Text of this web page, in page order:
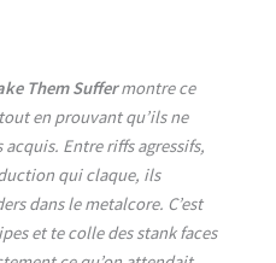
Them Suffermontre ce
en prouvant qu’ils ne
Entre riffs agressifs,
qui claque, ils
dans le metalcore. C’est
et te colle des stank faces